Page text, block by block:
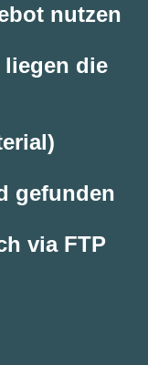
nutzen
die
gefunden
via FTP